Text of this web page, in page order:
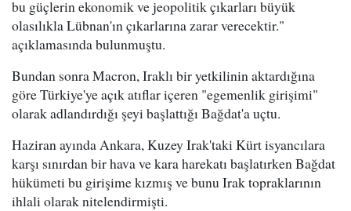
bu güçlerin ekonomik ve jeopolitik çıkarları büyük
olasılıkla Lübnan'ın çıkarlarına zarar verecektir."
açıklamasında bulunmuştu.
Bundan sonra Macron, Iraklı bir yetkilinin aktardığına
göre Türkiye'ye açık atıflar içeren "egemenlik girişimi"
olarak adlandırdığı şeyi başlattığı Bağdat'a uçtu.
Haziran ayında Ankara, Kuzey Irak'taki Kürt isyancılara
karşı sınırdan bir hava ve kara harekatı başlatırken Bağdat
hükümeti bu girişime kızmış ve bunu Irak topraklarının
ihlali olarak nitelendirmişti.